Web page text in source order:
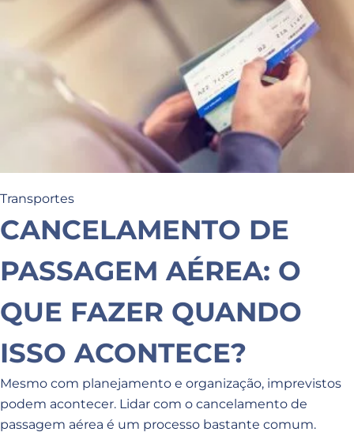
Transportes
CANCELAMENTO DE
PASSAGEM AÉREA: O
QUE FAZER QUANDO
ISSO ACONTECE?
Mesmo com planejamento e organização, imprevistos
podem acontecer. Lidar com o cancelamento de
passagem aérea é um processo bastante comum.